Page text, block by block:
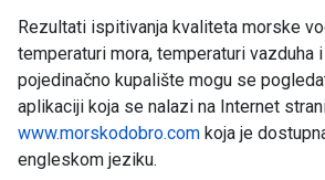
Rezultati ispitivanja kvaliteta morske
temperaturi mora, temperaturi vazduha
pojedinačno kupalište mogu se
aplikaciji koja se nalazi na Internet
www.morskodobro.com koja je
engleskom jeziku.